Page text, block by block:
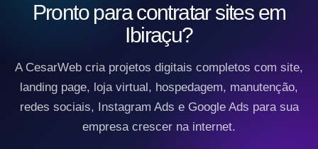
Pronto para contratar sites em
Ibiraçu?
A CesarWeb cria projetos digitais completos com site,
landing page, loja virtual, hospedagem, manutenção,
redes sociais, Instagram Ads e Google Ads para sua
empresa crescer na internet.